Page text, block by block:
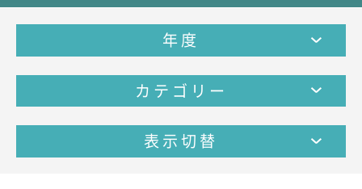
教育課程
教科学習
年度
カテゴリー
表示切替